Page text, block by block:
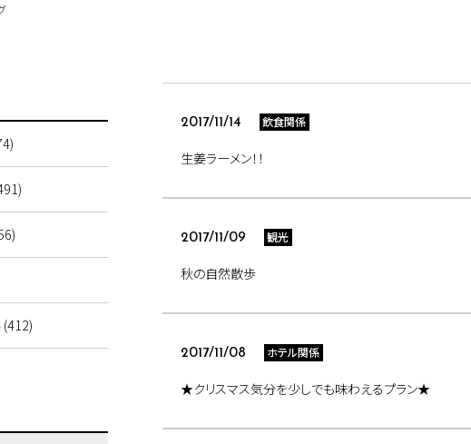
2017/11/14 飲食関係
生姜ラーメン！！
2017/11/09 観光
秋の自然散歩
2017/11/08 ホテル関係
★クリスマス気分を少しでも味わえるプラン★
(412)